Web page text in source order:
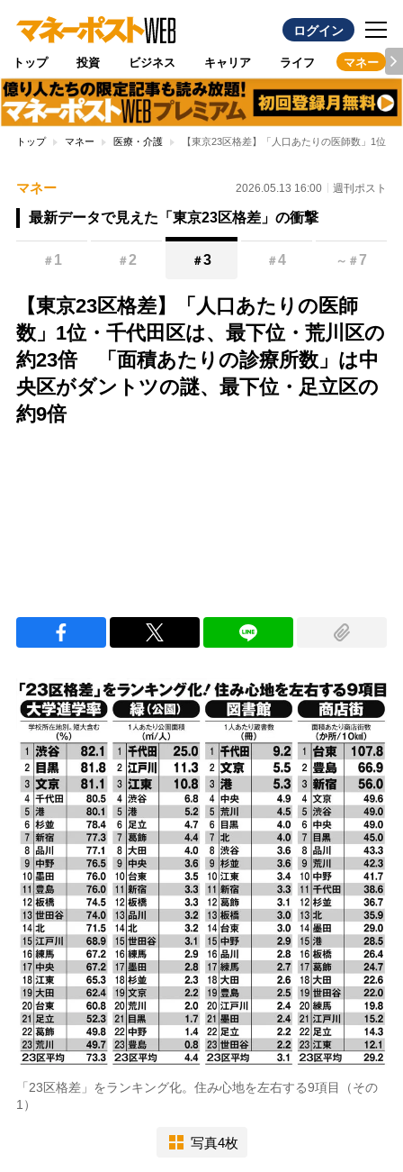
ログイン
トップ 投資 ビジネス キャリア ライフ マネー
トップ マネー 医療・介護 【東京23区格差】「人口あたりの医師数」1位
マネー 2026.05.13 16:00 週刊ポスト
最新データで見えた「東京23区格差」の衝撃
＃ 1 ＃2 ＃3 ＃4 ～ ＃7
【東京23区格差】「人口あたりの医師
数」1位・千代田区は、最下位・荒川区の
約23倍 「面積あたりの診療所数」は中
央区がダントツの謎、最下位・足立区の
約9倍
「23区格差」をランキング化。住み心地を左右する9項目（その
1）
写真4枚